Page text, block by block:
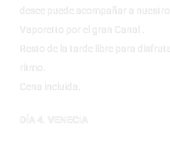
desee puede acompañar a
Vaporetto por el gran Canal .
Resto de la tarde libre para
ritmo.
Cena incluida.
DÍA 4. VENECIA